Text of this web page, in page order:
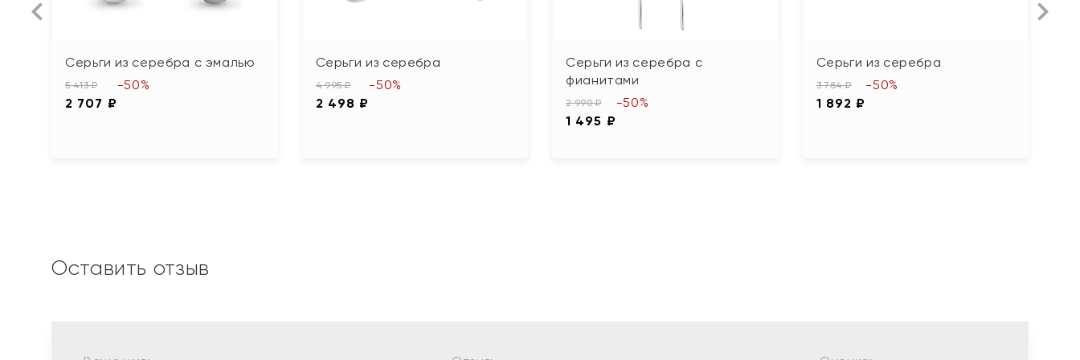
Серьги из серебра с эмалью
5 413 ₽
2 707 ₽
-50%
Серьги из серебра
4 995 ₽
2 498 ₽
-50%
Серьги из серебра с
фианитами
2 990 ₽
1 495 ₽
-50%
Серьги из серебра
3 784 ₽
1 892 ₽
-50%
Оставить отзыв